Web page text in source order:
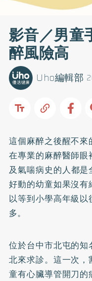
影音／男
醉風險高
Uho編輯部
這個麻醉之後醒不來
在專業的麻醉醫師眼
及氣喘病史的人都
好動的幼童如果沒
以等到小學高年級
多。
位於台中市北屯的
北來求診。這一次
童有心臟導管開刀